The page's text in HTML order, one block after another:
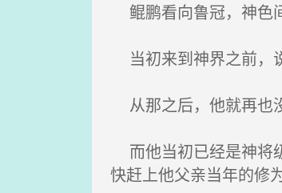
鲲鹏看向鲁冠，神色
当初来到神界之前，
从那之后，他就再也
而他当初已经是神将
快赶上他父亲当年的修